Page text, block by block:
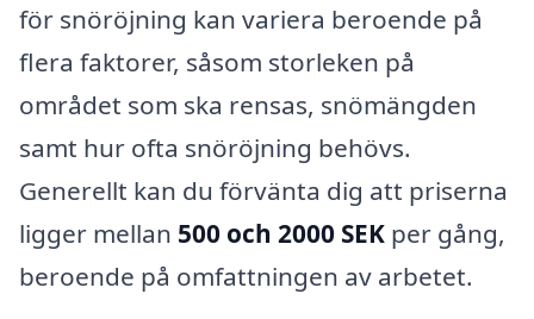
för snöröjning kan variera beroende på
flera faktorer, såsom storleken på
området som ska rensas, snömängden
samt hur ofta snöröjning behövs.
Generellt kan du förvänta dig att priserna
ligger mellan 500 och 2000 SEK per gång,
beroende på omfattningen av arbetet.